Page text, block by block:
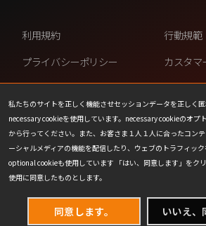
私たちのサイトを正しく機能させセッションデータを正しく
necessary cookieを使用しています。necessary cookieのオプ
から行ってください。また、お客さま１人１人に合ったコン
ーシャルメディアの機能を配信したり、ウェブのトラフィック
optional cookieも使用しています 「はい、同意します」をク
使用に同意したものとします。
同意します。 いいえ、
利用規約
行動規範
プライバシーポリシー
カスタマ
ファンコンテンツ・ポリシー
個人情報
ない
COOKIE
プレスリ
会社情報
お問い合